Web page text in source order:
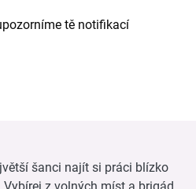
tě notifikací
šanci najít si práci blízko
z volných míst a brigád